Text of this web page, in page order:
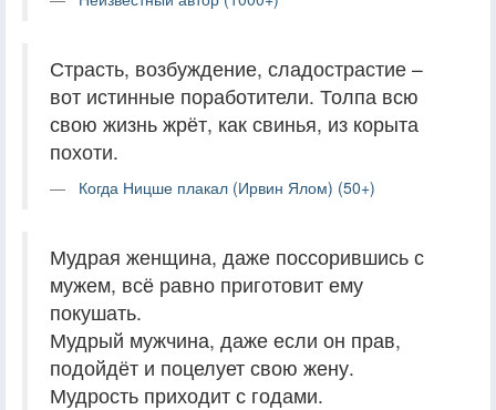
Страсть, возбуждение, сладострастие –
вот истинные поработители. Толпа всю
свою жизнь жрёт, как свинья, из корыта
похоти.
Когда Ницше плакал (Ирвин Ялом) (50+)
Мудрая женщина, даже поссорившись с
мужем, всё равно приготовит ему
покушать.
Мудрый мужчина, даже если он прав,
подойдёт и поцелует свою жену.
Мудрость приходит с годами.